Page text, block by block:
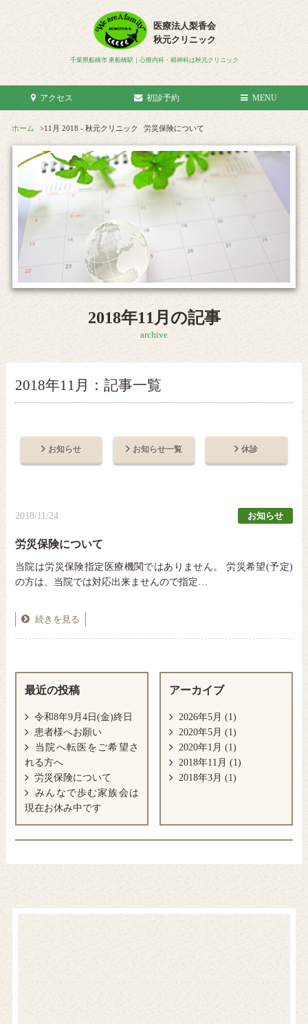
千葉県船橋市 東船橋駅｜心療内科・精神科は秋元クリニック
医療法人梨香会
秋元クリニック
アクセス 初診予約 MENU
ホーム >11月 2018 - 秋元クリニック 労災保険について
2018年11月の記事
archive
2018年11月：記事一覧
お知らせ お知らせ一覧 休診
2018/11/24 お知らせ
労災保険について
当院は労災保険指定医療機関ではありません。 労災希望(予定)
の方は、当院では対応出来ませんので指定…
続きを見る
最近の投稿
令和8年9月4日(金)終日
患者様へお願い
当院へ転医をご希望さ
れる方へ
労災保険について
みんなで歩む家族会は
現在お休み中です
アーカイブ
2026年5月 (1)
2020年5月 (1)
2020年1月 (1)
2018年11月 (1)
2018年3月 (1)